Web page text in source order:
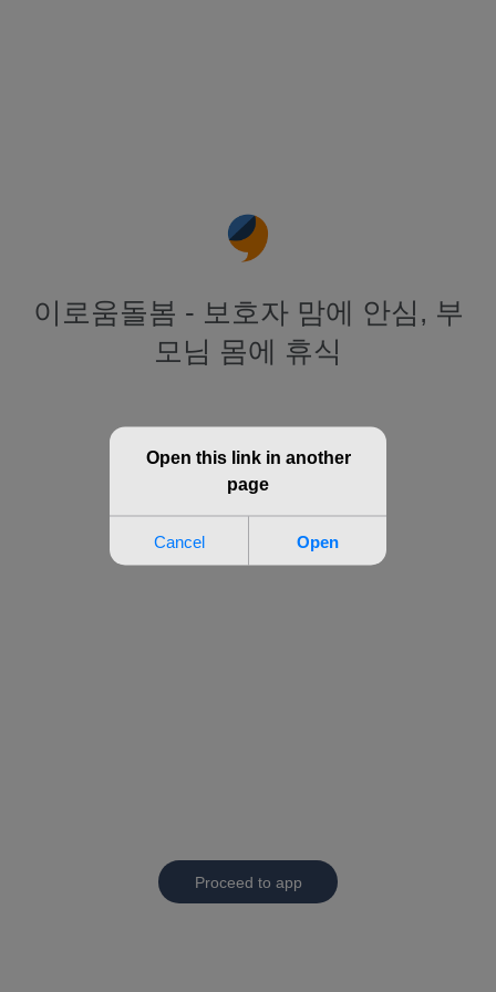
이로움돌봄 - 보호자 맘에 안심, 부
모님 몸에 휴식
Proceed to app